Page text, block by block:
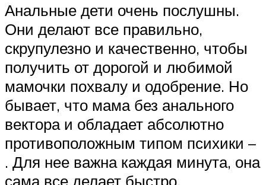
Анальные дети очень послушны.
Они делают все правильно,
скрупулезно и качественно, чтобы
получить от дорогой и любимой
мамочки похвалу и одобрение. Но
бывает, что мама без анального
вектора и обладает абсолютно
противоположным типом психики –
. Для нее важна каждая минута, она
сама все делает быстро,